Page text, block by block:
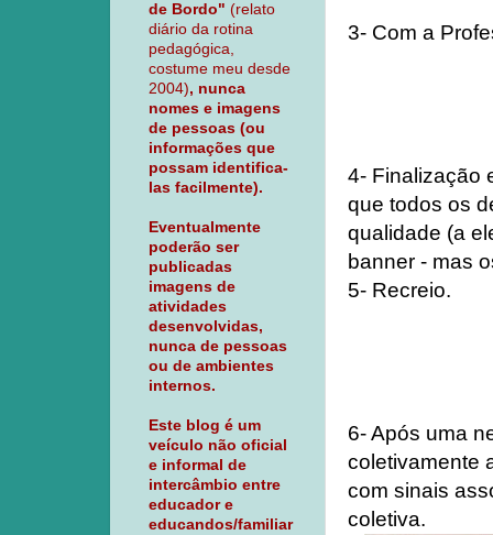
3- Com a
4- Finalização
que todos os
qualidade (a
banner - mas
5- Recreio.
6- Após uma
coletivamente
com sinais
coletiva.
de Bordo" (relato
diário da rotina
pedagógica,
costume meu desde
2004), nunca
nomes e imagens
de pessoas (ou
informações que
possam identifica-
las facilmente).
Eventualmente
poderão ser
publicadas
imagens de
atividades
desenvolvidas,
nunca de pessoas
ou de ambientes
internos.
Este blog é um
veículo não oficial
e informal de
intercâmbio entre
educador e
educandos/familiar